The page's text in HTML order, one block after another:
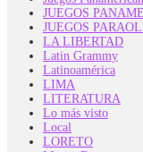
JUEGOS
JUEGOS
LA LIBERTAD
Latin Grammy
Latinoamérica
LIMA
LITERATURA
Lo más visto
Local
LORETO